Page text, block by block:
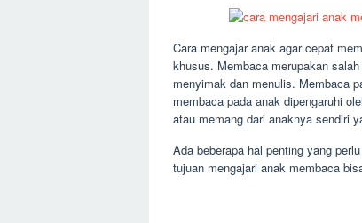
Cara mengajar anak agar cepat
khusus. Membaca merupakan
menyimak dan menulis. Membaca
membaca pada anak dipengaruhi
atau memang dari anaknya sendiri
Ada beberapa hal penting yang perlu
tujuan mengajari anak membaca